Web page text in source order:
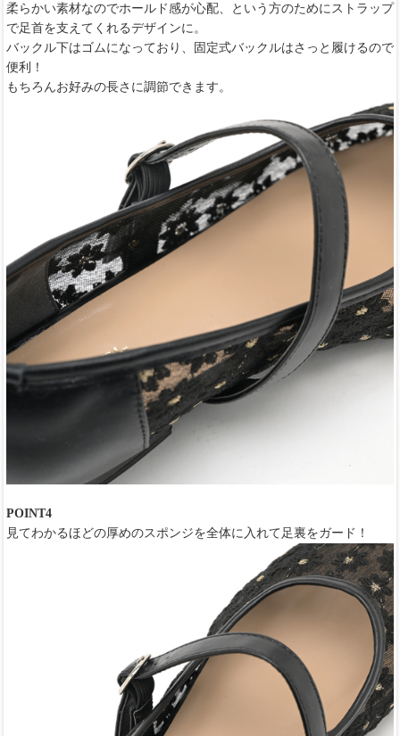
柔らかい素材なのでホールド感が心配、という方のためにストラップ
で足首を支えてくれるデザインに。
バックル下はゴムになっており、固定式バックルはさっと履けるので
便利！
もちろんお好みの長さに調節できます。
POINT4
見てわかるほどの厚めのスポンジを全体に入れて足裏をガード！